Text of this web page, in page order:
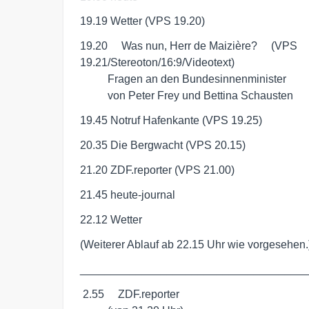
19.19 Wetter (VPS 19.20)
19.20     Was nun, Herr de Maizière?     (VPS
19.21/Stereoton/16:9/Videotext)
          von Peter Frey und Bettina Schausten
19.45 Notruf Hafenkante (VPS 19.25)
20.35 Die Bergwacht (VPS 20.15)
21.20 ZDF.reporter (VPS 21.00)
21.45 heute-journal
22.12 Wetter
(Weiterer Ablauf ab 22.15 Uhr wie